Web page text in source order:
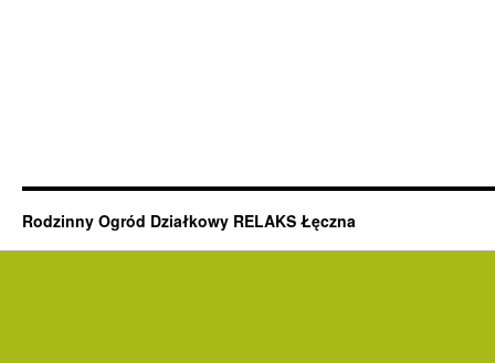
Rodzinny Ogród Działkowy RELAKS Łęczna